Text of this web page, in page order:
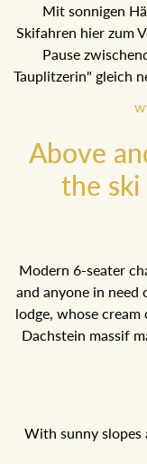
Mit sonnigen
Skifahren hier zum
Pause
Tauplitzerin" gleich
Above
the ski
Modern 6-seater
and anyone in need
lodge, whose
Dachstein massif
With sunny slopes